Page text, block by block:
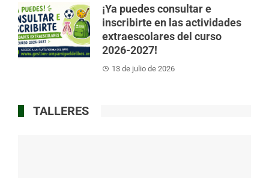
¡Ya puedes consultar e
inscribirte en las actividades
extraescolares del curso
2026-2027!
13 de julio de 2026
TALLERES